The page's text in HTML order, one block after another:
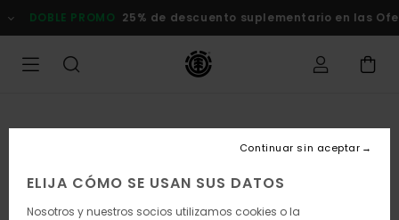
la
DOBLE PROMO 25% de descuento suplementario en las
ELIJA CÓMO SE USAN SUS DATOS
Nosotros y nuestros socios utilizamos cookies o la
Continuar sin aceptar